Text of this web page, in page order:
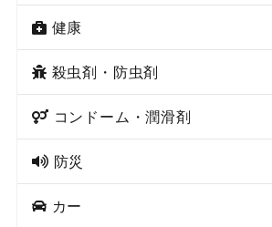
健康
殺虫剤・防虫剤
コンドーム・潤滑剤
防災
カー